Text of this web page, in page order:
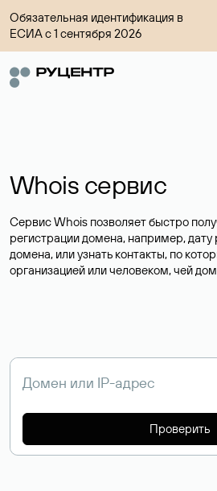
Обязательная идентификация в
ЕСИА с 1 сентября 2026
Whois сервис
Сервис Whois позволяет быстро
регистрации домена, например, дату
домена, или узнать контакты, по
организацией или человеком, чей
Проверить